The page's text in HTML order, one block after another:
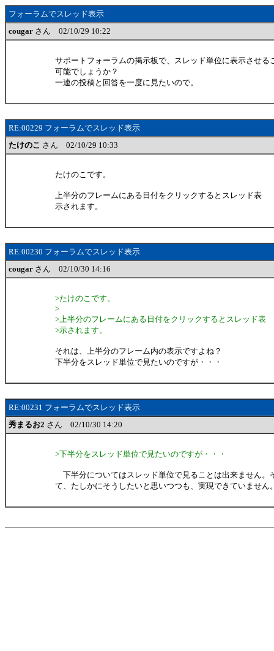
フォーラムでスレッド表示
cougar さん 02/10/29 10:22
サポートフォーラムの掲示板で、スレッド単位に表示させる
可能でしょうか？
一連の投稿と回答を一度に見たいので。
RE:00229 フォーラムでスレッド表示
たけのこ さん 02/10/29 10:33
たけのこです。
上半分のフレームにある日付をクリックするとスレッド表
示されます。
RE:00230 フォーラムでスレッド表示
cougar さん 02/10/30 14:16
>たけのこです。
>
>上半分のフレームにある日付をクリックするとスレッド表
>示されます。
それは、上半分のフレーム内の表示ですよね？
下半分をスレッド単位で見たいのですが・・・
RE:00231 フォーラムでスレッド表示
秀まるお2 さん 02/10/30 14:20
>下半分をスレッド単位で見たいのですが・・・
下半分についてはスレッド単位で見ることは出来ません。
て、たしかにそうしたいと思いつつも、実現できていません